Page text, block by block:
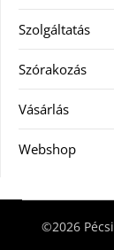
Szolgáltatás
Szórakozás
Vásárlás
Webshop
©2026